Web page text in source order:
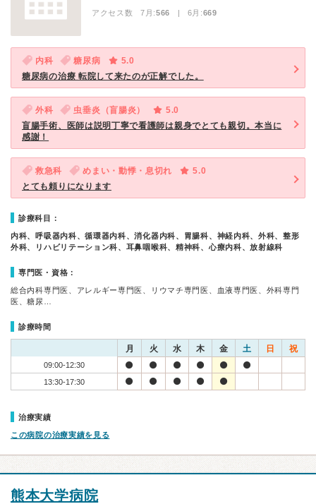
アクセス数 7月:566 | 6月:669
内科 糖尿病
5.0
糖尿病の治療 転院して来たのが正解でした。
外科 虫垂炎（盲腸炎）
5.0
盲腸手術、医師は説明丁寧で看護師は親身でとても親切。本当に
感謝！
救急科 めまい・動悸・息切れ
5.0
とても頼りになります
診療科目：
内科、呼吸器内科、循環器内科、消化器内科、胃腸科、神経内科、外科、整形
外科、リハビリテーション科、耳鼻咽喉科、精神科、心療内科、放射線科
専門医・資格：
総合内科専門医、アレルギー専門医、リウマチ専門医、血液専門医、外科専門
医、糖尿…
診療時間
月 火 水 木 金 土 日 祝
09:00-12:30
13:30-17:30
治療実績
この病院の治療実績を見る
熊本大学病院